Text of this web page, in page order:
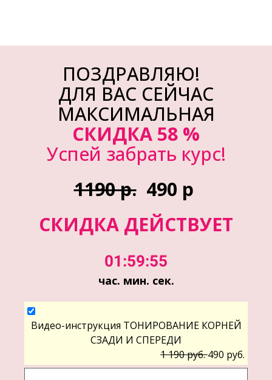
ПОЗДРАВЛЯЮ!
ДЛЯ ВАС СЕЙЧАС
МАКСИМАЛЬНАЯ
СКИДКА 58 %
Успей забрать курс!
1190 р.490 р
СКИДКА ДЕЙСТВУЕТ
01:59:55
час. мин. сек.
Видео-инструкция ТОНИРОВАНИЕ КОРНЕЙ
СЗАДИ И СПЕРЕДИ
1 190 руб.490 руб.